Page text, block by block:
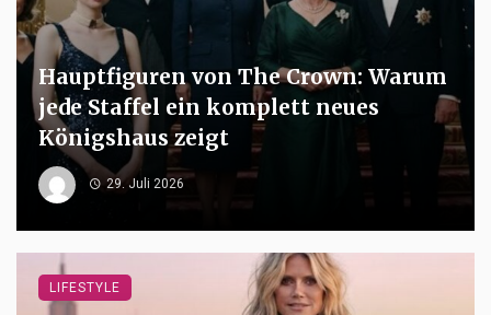
Hauptfiguren von The Crown: Warum
jede Staffel ein komplett neues
Königshaus zeigt
29. Juli 2026
LIFESTYLE